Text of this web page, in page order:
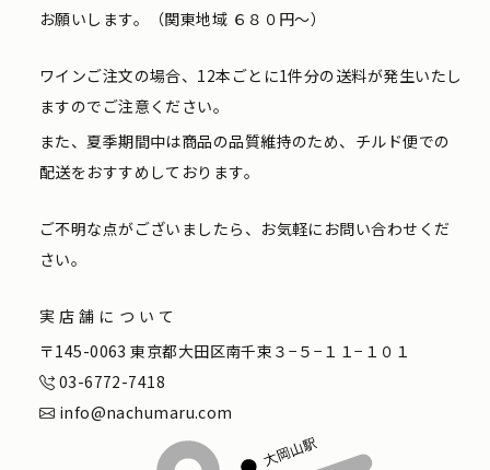
お願いします。（関東地域 ６８０円〜）
ワインご注文の場合、12本ごとに1件分の送料が発生いたし
ますのでご注意ください。
また、夏季期間中は商品の品質維持のため、チルド便での
配送をおすすめしております。
ご不明な点がございましたら、お気軽にお問い合わせくだ
さい。
実店舗について
〒145-0063 東京都大田区南千束３−５−１１−１０１
03-6772-7418
info@nachumaru.com